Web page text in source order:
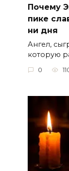
Почему
пике
ни дня
Ангел,
которую
0